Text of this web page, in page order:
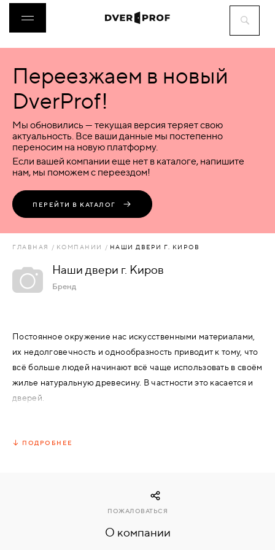
ДВЕРИ
ФУРНИТУРА
ВОРОТА
ПЕРЕГОРОДКИ
АКСЕССУАРЫ
И
"УМНЫЙ
ДОМ"
Переезжаем в новый
DverProf!
Мы обновились — текущая версия теряет свою
актуальность. Все ваши данные мы постепенно
переносим на новую платформу.
Если вашей компании еще нет в каталоге, напишите
нам, мы поможем с переездом!
ПЕРЕЙТИ В КАТАЛОГ
ГЛАВНАЯ КОМПАНИИ НАШИ ДВЕРИ Г. КИРОВ
Наши двери г. Киров
Бренд
Постоянное окружение нас искусственными материалами,
их недолговечность и однообразность приводит к тому, что
всё больше людей начинают всё чаще использовать в своём
жилье натуральную древесину. В частности это касается и
дверей.
двери, которая сможет стать украшением интерьера вашего
Экологичность дверей из массива обусловлена отсутствием
ПОДРОБНЕЕ
О компании
ПОЖАЛОВАТЬСЯ